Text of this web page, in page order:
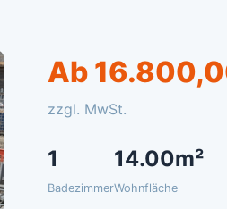
Ab
zzgl. MwSt.
1
Badezimmer
14.00m²
Wohnfläche